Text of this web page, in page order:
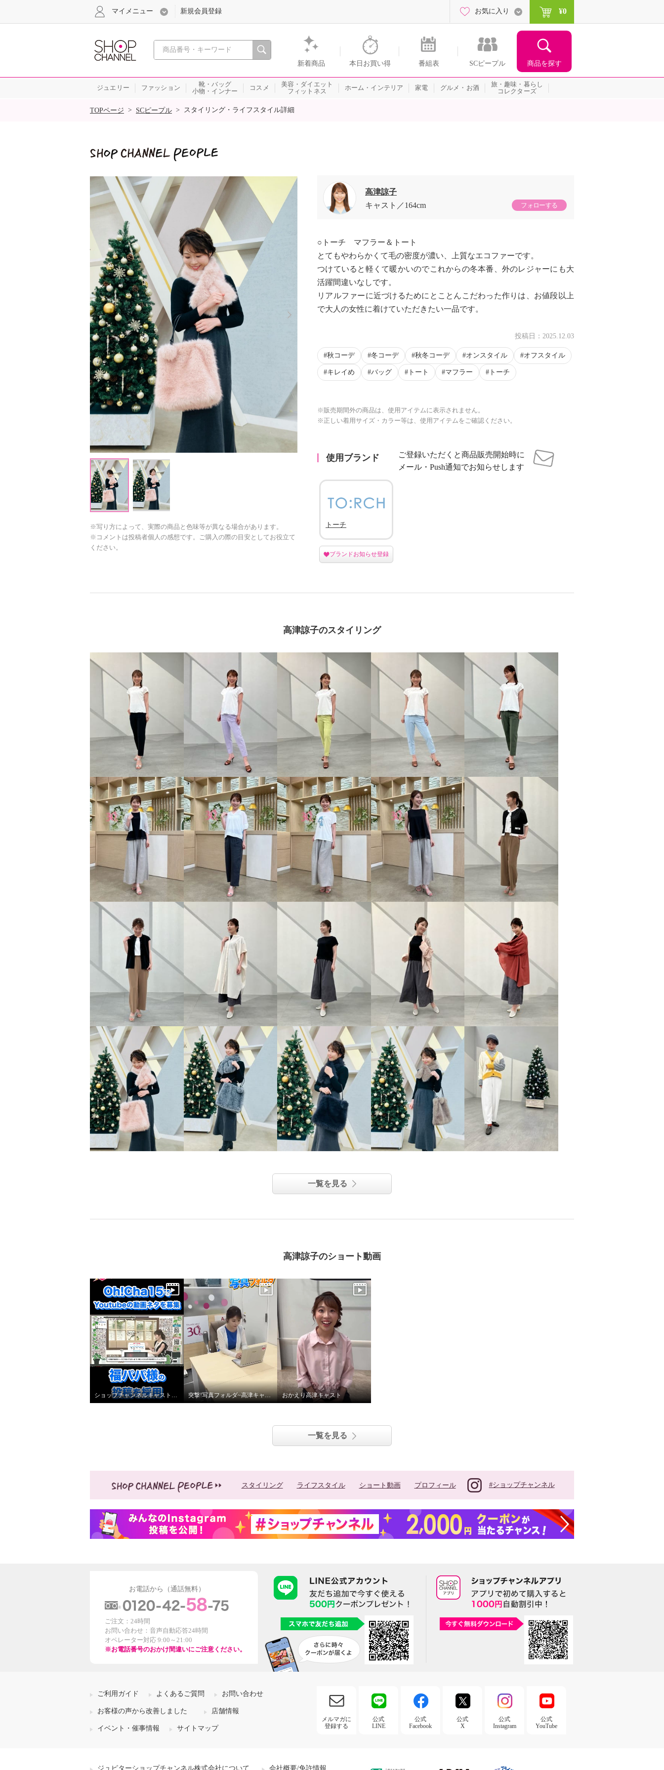
心おどる、瞬間を。通販・テレビショッピングのショップチャンネル
新着商品 本日お買い得 番組表 SCピープル 商品を探す
マイメニュー 新規会員登録 お気に入り ¥0
ジュエリー ファッション
靴・バッグ
小物・インナー
コスメ
美容・ダイエット
フィットネス
ホーム・インテリア 家電 グルメ・お酒
旅・趣味・暮らし
コレクターズ
SALE
TOPページ > SCピープル > スタイリング・ライフスタイル詳細
※写り方によって、実際の商品と色味等が異なる場合があります。
※コメントは投稿者個人の感想です。ご購入の際の目安としてお役立て
ください。
高津諒子
キャスト
164cm フォローする
○トーチ マフラー＆トート
とてもやわらかくて毛の密度が濃い、上質なエコファーです。
つけていると軽くて暖かいのでこれからの冬本番、外のレジャーにも大
活躍間違いなしです。
リアルファーに近づけるためにとことんこだわった作りは、お値段以上
で大人の女性に着けていただきたい一品です。
投稿日： 2025.12.03
秋コーデ 冬コーデ 秋冬コーデ オンスタイル オフスタイル
キレイめ バッグ トート マフラー トーチ
※販売期間外の商品は、使用アイテムに表示されません。
※正しい着用サイズ・カラー等は、使用アイテムをご確認ください。
使用ブランド
ご登録いただくと商品販売開始時に
メール・Push通知でお知らせします
トーチ
ブランドお知らせ登録
高津諒子のスタイリング
一覧を見る
高津諒子のショート動画
ショップチャンネルキャストでスターティングメンバーを妄想してみた！ 突撃!写真フォルダ~高津キャスト篇~ おかえり高津キャスト
一覧を見る
スタイリング ライフスタイル ショート動画 プロフィール #ショップチャンネル
お電話から（通話無料）
ご注文：24時間
お問い合わせ：音声自動応答24時間
オペレーター対応 9:00～21:00
※お電話番号のおかけ間違いにご注意ください。
ご利用ガイド よくあるご質問 お問い合わせ
お客様の声から改善しました 店舗情報
イベント・催事情報 サイトマップ
メルマガに
登録する
公式
LINE
公式
Facebook
公式
X
公式
Instagram
公式
YouTube
ジュピターショップチャンネル株式会社について 会社概要/免許情報